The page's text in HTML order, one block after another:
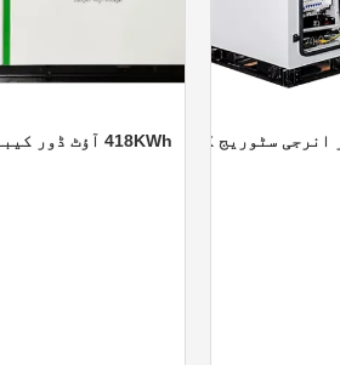
418KWh آؤٹ ڈور کیبنٹ انرجی سٹوریج سسٹم